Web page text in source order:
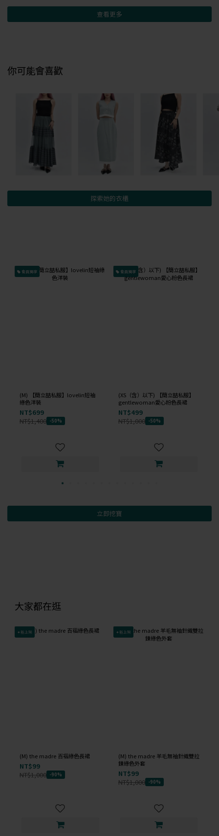
查看更多
你可能會喜歡
探索她的衣櫃
會員獨享
(M) 【簡立喆私服】lovelin短袖
綠色洋裝
NT$699
NT$1,400 -50%
會員獨享
(XS（含）以下) 【簡立喆私服】
gentlewoman愛心粉色長裙
NT$499
NT$1,000 -50%
立即挖寶
大家都在逛
✦新上架
(M) the madre 百褶綠色長裙
NT$99
NT$1,000 -90%
✦新上架
(M) the madre 羊毛無袖針織雙拉
鍊綠色外套
NT$99
NT$1,000 -90%